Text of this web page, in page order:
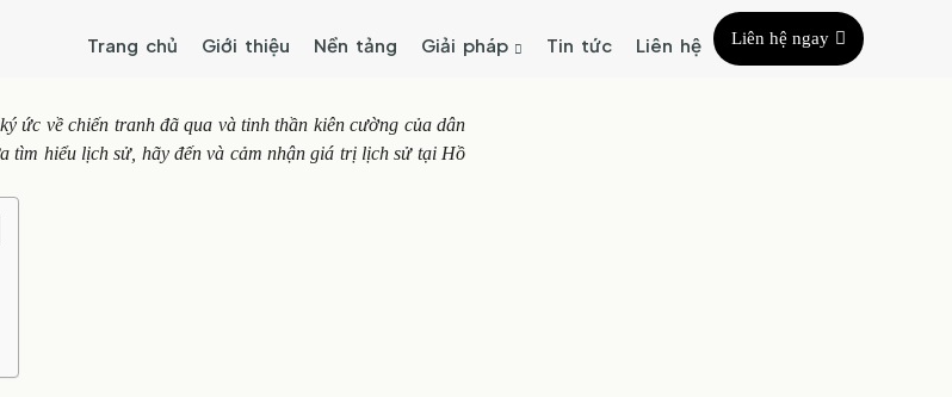
Trang chủ Giới thiệu Nền tảng Giải pháp Tin tức Liên hệ Liên hệ ngay
ức về chiến tranh đã qua và tinh thần kiên cường của dân
tìm hiểu lịch sử, hãy đến và cảm nhận giá trị lịch sử tại Hồ